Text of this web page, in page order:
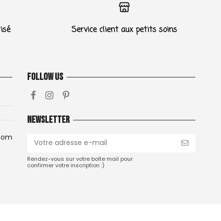
Service client aux petits soins
Follow us
Newsletter
Rendez-vous sur votre boîte mail pour
confirmer votre inscription :)